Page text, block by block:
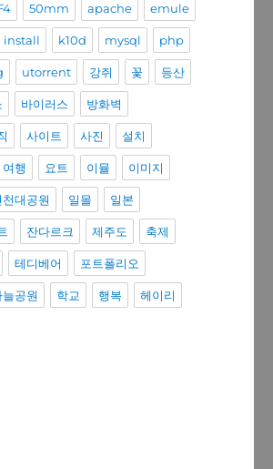
50mm apache emule
install k10d mysql php
utorrent 강쥐 꽃 등산
바이러스 방화벽
사이트 사진 설치
여행 요트 이뮬 이미지
천대공원 일몰 일본
잔다르크 제주도 축제
테디베어 포트폴리오
공원 학교 행복 헤이리